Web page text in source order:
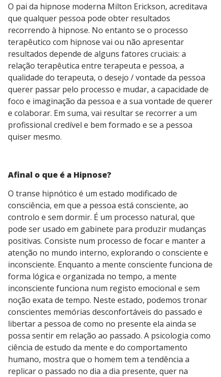
O pai da hipnose moderna Milton Erickson, acreditava
que qualquer pessoa pode obter resultados
recorrendo à hipnose. No entanto se o processo
terapêutico com hipnose vai ou não apresentar
resultados depende de alguns fatores cruciais: a
relação terapêutica entre terapeuta e pessoa, a
qualidade do terapeuta, o desejo / vontade da pessoa
querer passar pelo processo e mudar, a capacidade de
foco e imaginação da pessoa e a sua vontade de querer
e colaborar. Em suma, vai resultar se recorrer a um
profissional credível e bem formado e se a pessoa
quiser mesmo.
Afinal o que é a Hipnose?
O transe hipnótico é um estado modificado de
consciência, em que a pessoa está consciente, ao
controlo e sem dormir. É um processo natural, que
pode ser usado em gabinete para produzir mudanças
positivas. Consiste num processo de focar e manter a
atenção no mundo interno, explorando o consciente e
inconsciente. Enquanto a mente consciente funciona de
forma lógica e organizada no tempo, a mente
inconsciente funciona num registo emocional e sem
noção exata de tempo. Neste estado, podemos tronar
conscientes memórias desconfortáveis do passado e
libertar a pessoa de como no presente ela ainda se
possa sentir em relação ao passado. A psicologia como
ciência de estudo da mente e do comportamento
humano, mostra que o homem tem a tendência a
replicar o passado no dia a dia presente, quer na